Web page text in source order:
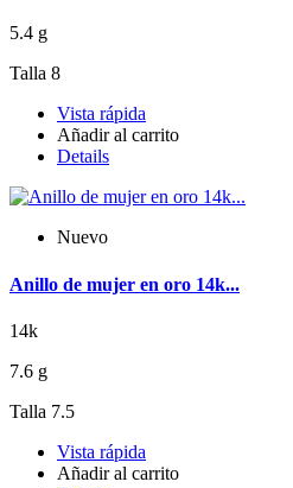
5.4 g
Talla 8
Vista rápida
Añadir al carrito
Details
Nuevo
Anillo de mujer en oro 14k...
14k
7.6 g
Talla 7.5
Vista rápida
Añadir al carrito